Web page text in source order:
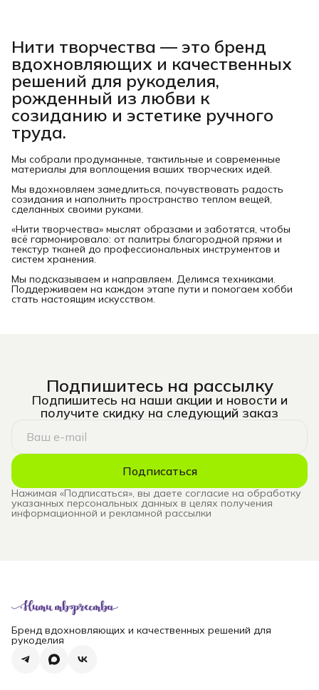
Нити творчества — это бренд
вдохновляющих и качественных
решений для рукоделия,
рожденный из любви к
созиданию и эстетике ручного
труда.
Мы собрали продуманные, тактильные и современные
материалы для воплощения ваших творческих идей.
Мы вдохновляем замедлиться, почувствовать радость
созидания и наполнить пространство теплом вещей,
сделанных своими руками.
«Нити творчества» мыслят образами и заботятся, чтобы
всё гармонировало: от палитры благородной пряжи и
текстур тканей до профессиональных инструментов и
систем хранения.
Мы подсказываем и направляем. Делимся техниками.
Поддерживаем на каждом этапе пути и помогаем хобби
стать настоящим искусством.
Подпишитесь на рассылку
Подпишитесь на наши акции и новости и
получите скидку на следующий заказ
Подписаться
Нажимая «Подписаться», вы даете согласие на обработку
указанных персональных данных в целях получения
информационной и рекламной рассылки
Бренд вдохновляющих и качественных решений для
рукоделия